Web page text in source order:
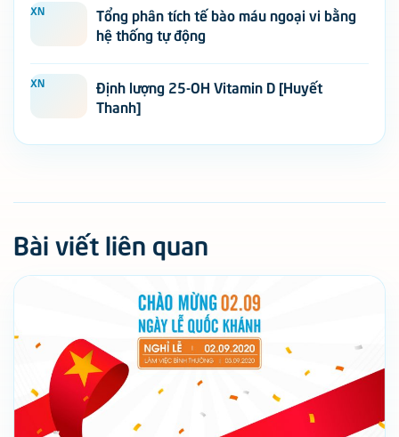
XN
Tổng phân tích tế bào máu ngoại vi bằng
hệ thống tự động
XN
Định lượng 25-OH Vitamin D [Huyết
Thanh]
Bài viết liên quan